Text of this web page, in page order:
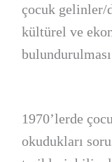
çocuk gelinler/
kültürel ve
1970’lerde
okudukları